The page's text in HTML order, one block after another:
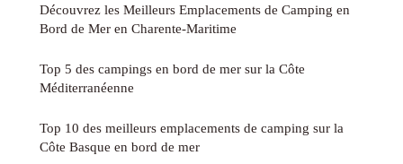
Découvrez les Meilleurs Emplacements de Camping en
Bord de Mer en Charente-Maritime
Top 5 des campings en bord de mer sur la Côte
Méditerranéenne
Top 10 des meilleurs emplacements de camping sur la
Côte Basque en bord de mer